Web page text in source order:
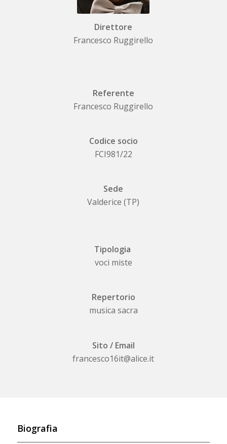
Direttore
Francesco Ruggirello
Referente
Francesco Ruggirello
Codice socio
FCI981/22
Sede
Valderice (TP)
Tipologia
voci miste
Repertorio
musica sacra
Sito / Email
francesco16it@alice.it
Biografia